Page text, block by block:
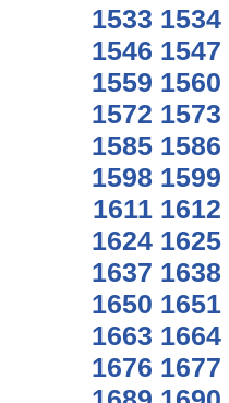
1533 1534
1546 1547
1559 1560
1572 1573
1585 1586
1598 1599
1611 1612
1624 1625
1637 1638
1650 1651
1663 1664
1676 1677